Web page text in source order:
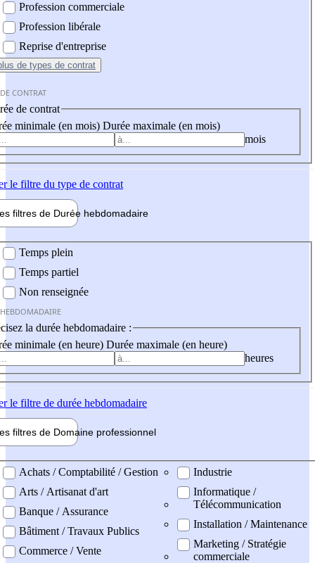
Profession commerciale
Profession libérale
Reprise d'entreprise
de types de contrat
CONTRAT
de contrat
minimale (en mois) Durée maximale (en mois)
mois
le filtre du type de contrat
filtres de Durée hebdomadaire
Temps plein
Temps partiel
Non renseignée
la durée hebdomadaire :
minimale (en heure) Durée maximale (en heure)
heures
le filtre de durée hebdomadaire
filtres de Domaine professionnel
professionel
Achats / Comptabilité / Gestion
Arts / Artisanat d'art
Banque / Assurance
Bâtiment / Travaux Publics
Commerce / Vente
Industrie
Informatique /
Télécommunication
Installation / Maintenance
Marketing / Stratégie
commerciale